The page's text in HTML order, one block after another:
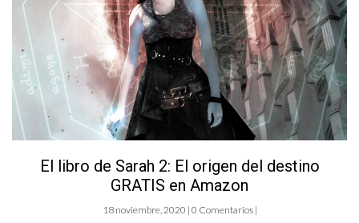
El libro de Sarah 2: El origen del destino
GRATIS en Amazon
18 noviembre, 2020 | 0 Comentarios |